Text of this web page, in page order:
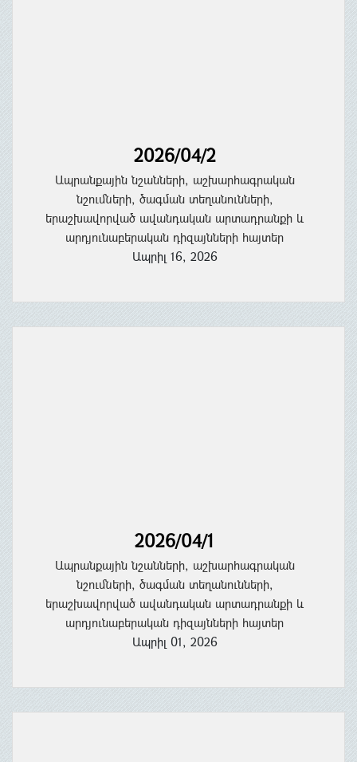
2026/04/2
Ապրանքային նշանների, աշխարհագրական
նշումների, ծագման տեղանունների,
երաշխավորված ավանդական արտադրանքի և
արդյունաբերական դիզայնների հայտեր
Ապրիլ 16, 2026
2026/04/1
Ապրանքային նշանների, աշխարհագրական
նշումների, ծագման տեղանունների,
երաշխավորված ավանդական արտադրանքի և
արդյունաբերական դիզայնների հայտեր
Ապրիլ 01, 2026